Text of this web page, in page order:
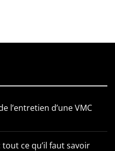
l’entretien d’une VMC
tout ce qu’il faut savoir